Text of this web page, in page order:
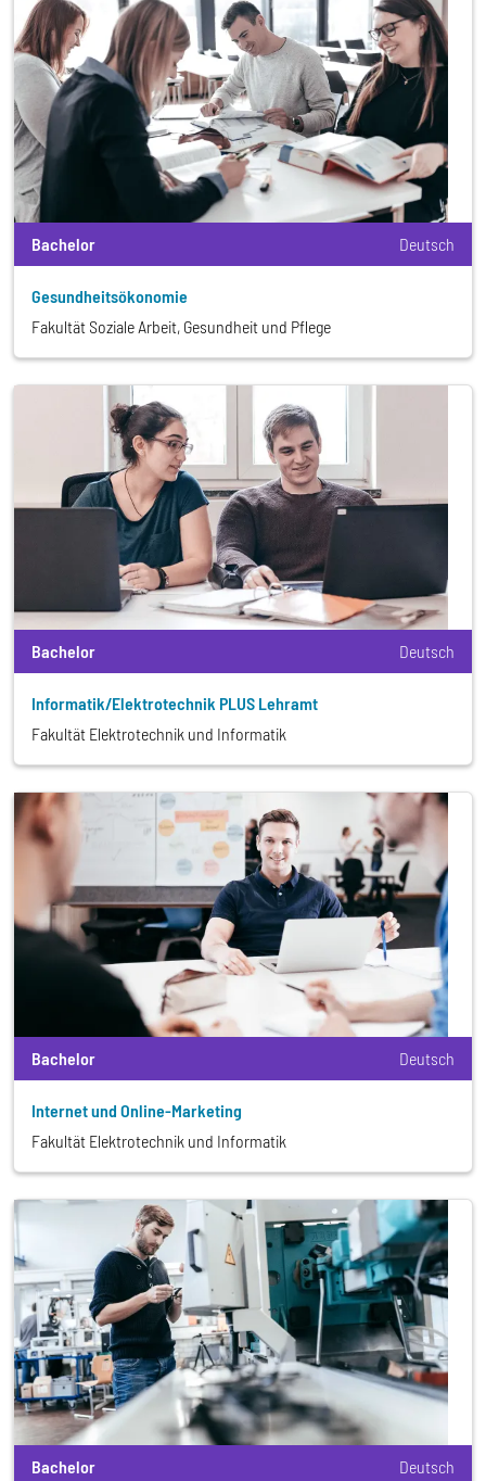
Bachelor Deutsch
Gesundheitsökonomie
Fakultät Soziale Arbeit, Gesundheit und Pflege
Bachelor Deutsch
Informatik/Elektrotechnik PLUS Lehramt
Fakultät Elektrotechnik und Informatik
Bachelor Deutsch
Internet und Online-Marketing
Fakultät Elektrotechnik und Informatik
Bachelor Deutsch